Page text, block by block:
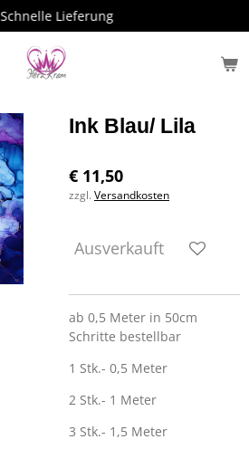
Schnelle Lieferung
Ink Blau/ Lila
€ 11,50
zzgl. Versandkosten
Ausverkauft
ab 0,5 Meter in 50cm
Schritte bestellbar
1 Stk.- 0,5 Meter
2 Stk.- 1 Meter
3 Stk.- 1,5 Meter